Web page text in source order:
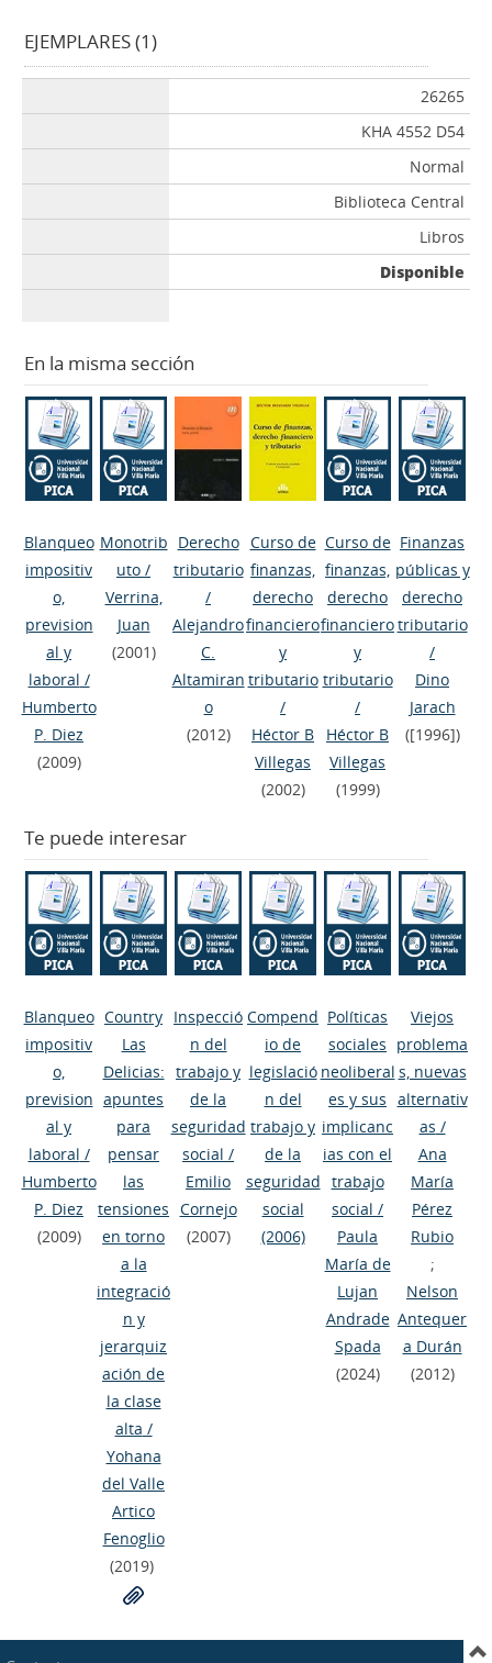
EJEMPLARES (1)
26265
KHA 4552 D54
Normal
Biblioteca Central
Libros
Disponible
En la misma sección
Blanqueo
impositiv
o,
prevision
al y
laboral /
Humberto
P. Diez
(2009)
Monotrib
uto /
Verrina,
Juan
(2001)
Derecho
tributario
/
Alejandro
C.
Altamiran
o
(2012)
Curso de
finanzas,
derecho
financiero
y
tributario
/
Héctor B
Villegas
(2002)
Curso de
finanzas,
derecho
financiero
y
tributario
/
Héctor B
Villegas
(1999)
Finanzas
públicas y
derecho
tributario
/
Dino
Jarach
([1996])
Te puede interesar
Blanqueo
impositiv
o,
prevision
al y
laboral /
Humberto
P. Diez
(2009)
Country
Las
Delicias:
apuntes
para
pensar
las
tensiones
en torno
a la
integració
n y
jerarquiz
ación de
la clase
alta /
Yohana
del Valle
Artico
Fenoglio
(2019)
Inspecció
n del
trabajo y
de la
seguridad
social /
Emilio
Cornejo
(2007)
Compend
io de
legislació
n del
trabajo y
de la
seguridad
social
(2006)
Políticas
sociales
neoliberal
es y sus
implicanc
ias con el
trabajo
social /
Paula
María de
Lujan
Andrade
Spada
(2024)
Viejos
problema
s, nuevas
alternativ
as /
Ana
María
Pérez
Rubio
;
Nelson
Antequer
a Durán
(2012)